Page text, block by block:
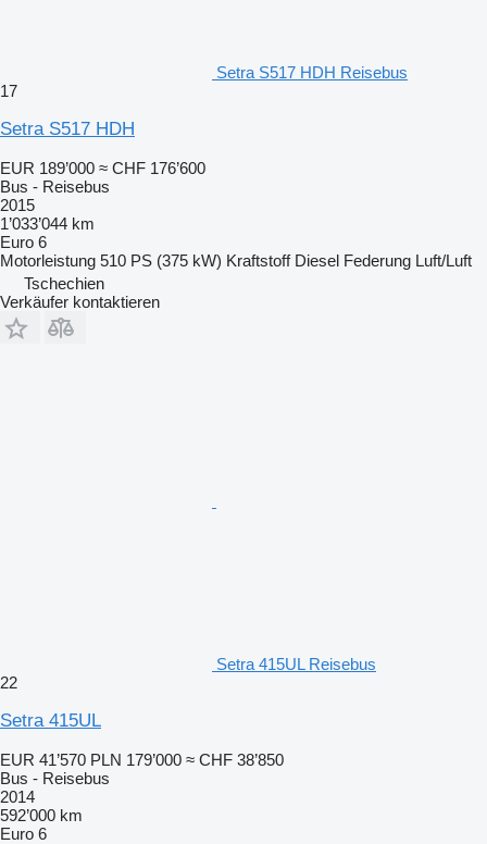
Setra S517 HDH Reisebus
17
Setra S517 HDH
EUR 189’000 ≈ CHF 176’600
Bus - Reisebus
2015
1’033’044 km
Euro 6
Motorleistung 510 PS (375 kW) Kraftstoff Diesel Federung Luft/Luft
Tschechien
Verkäufer kontaktieren
Setra 415UL Reisebus
22
Setra 415UL
EUR 41’570 PLN 179’000 ≈ CHF 38’850
Bus - Reisebus
2014
592’000 km
Euro 6